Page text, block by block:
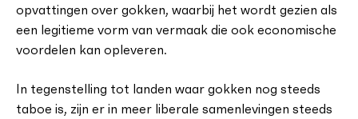
opvattingen over gokken, waarbij het wordt gezien als
een legitieme vorm van vermaak die ook economische
voordelen kan opleveren.
In tegenstelling tot landen waar gokken nog steeds
taboe is, zijn er in meer liberale samenlevingen steeds